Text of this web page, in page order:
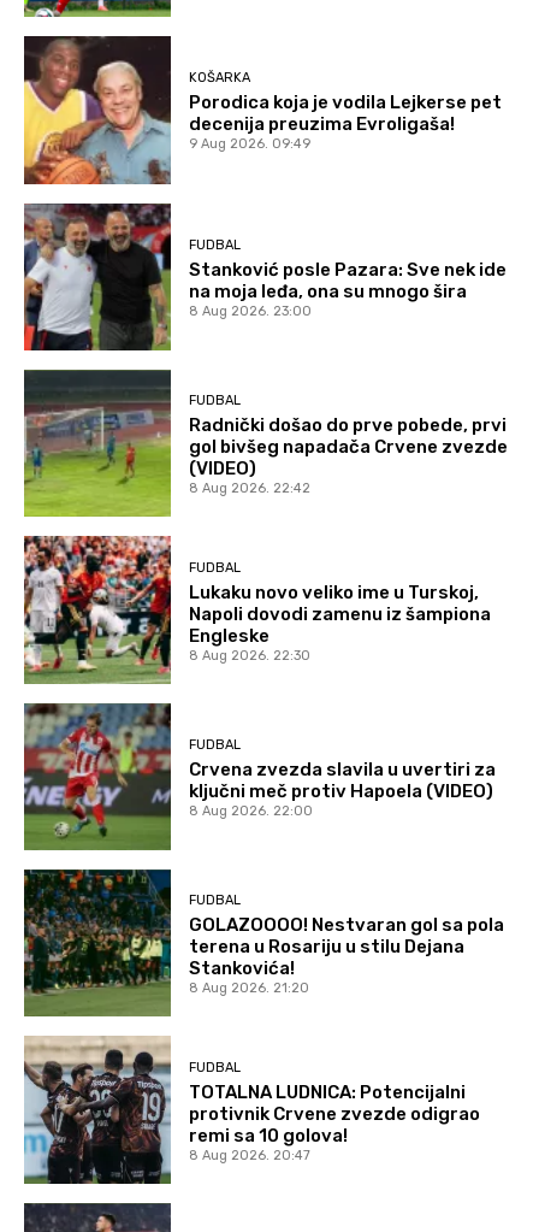
KOŠARKA
Porodica koja je vodila Lejkerse pet
decenija preuzima Evroligaša!
9 Aug 2026. 09:49
FUDBAL
Stanković posle Pazara: Sve nek ide
na moja leđa, ona su mnogo šira
8 Aug 2026. 23:00
FUDBAL
Radnički došao do prve pobede, prvi
gol bivšeg napadača Crvene zvezde
(VIDEO)
8 Aug 2026. 22:42
FUDBAL
Lukaku novo veliko ime u Turskoj,
Napoli dovodi zamenu iz šampiona
Engleske
8 Aug 2026. 22:30
FUDBAL
Crvena zvezda slavila u uvertiri za
ključni meč protiv Hapoela (VIDEO)
8 Aug 2026. 22:00
FUDBAL
GOLAZOOOO! Nestvaran gol sa pola
terena u Rosariju u stilu Dejana
Stankovića!
8 Aug 2026. 21:20
FUDBAL
TOTALNA LUDNICA: Potencijalni
protivnik Crvene zvezde odigrao
remi sa 10 golova!
8 Aug 2026. 20:47